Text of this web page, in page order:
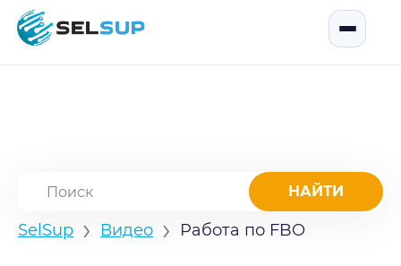
SelSup
SelSup › Видео › Работа по FBO